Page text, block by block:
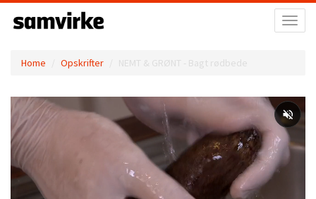
Home Opskrifter NEMT & GRØNT - Bagt rødbede